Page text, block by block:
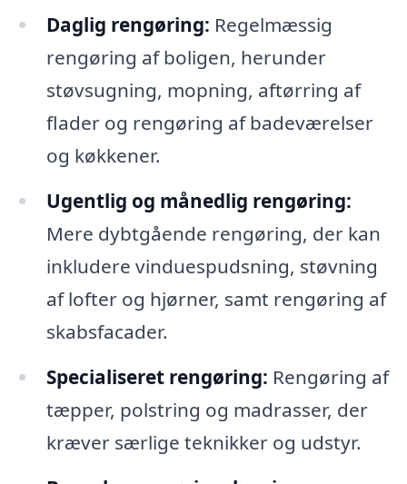
Daglig rengøring: Regelmæssig
rengøring af boligen, herunder
støvsugning, mopning, aftørring af
flader og rengøring af badeværelser
og køkkener.
Ugentlig og månedlig rengøring:
Mere dybtgående rengøring, der kan
inkludere vinduespudsning, støvning
af lofter og hjørner, samt rengøring af
skabsfacader.
Specialiseret rengøring: Rengøring af
tæpper, polstring og madrasser, der
kræver særlige teknikker og udstyr.